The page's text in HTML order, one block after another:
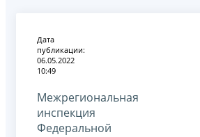
Дата
публикации:
06.05.2022
10:49
Межрегиональная
инспекция
Федеральной